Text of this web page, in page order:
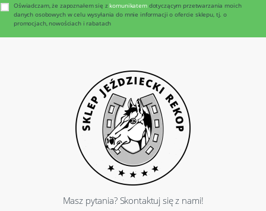
Oświadczam, że zapoznałem się z komunikatemdotyczącym przetwarzania moich
danych osobowych w celu wysyłania do mnie informacji o ofercie sklepu, tj. o
promocjach, nowościach i rabatach
Masz pytania? Skontaktuj się z nami!